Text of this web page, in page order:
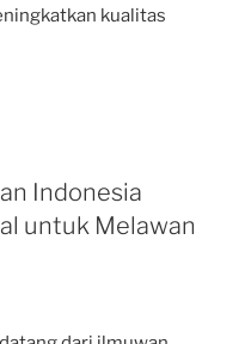
kualitas
Indonesia
untuk Melawan